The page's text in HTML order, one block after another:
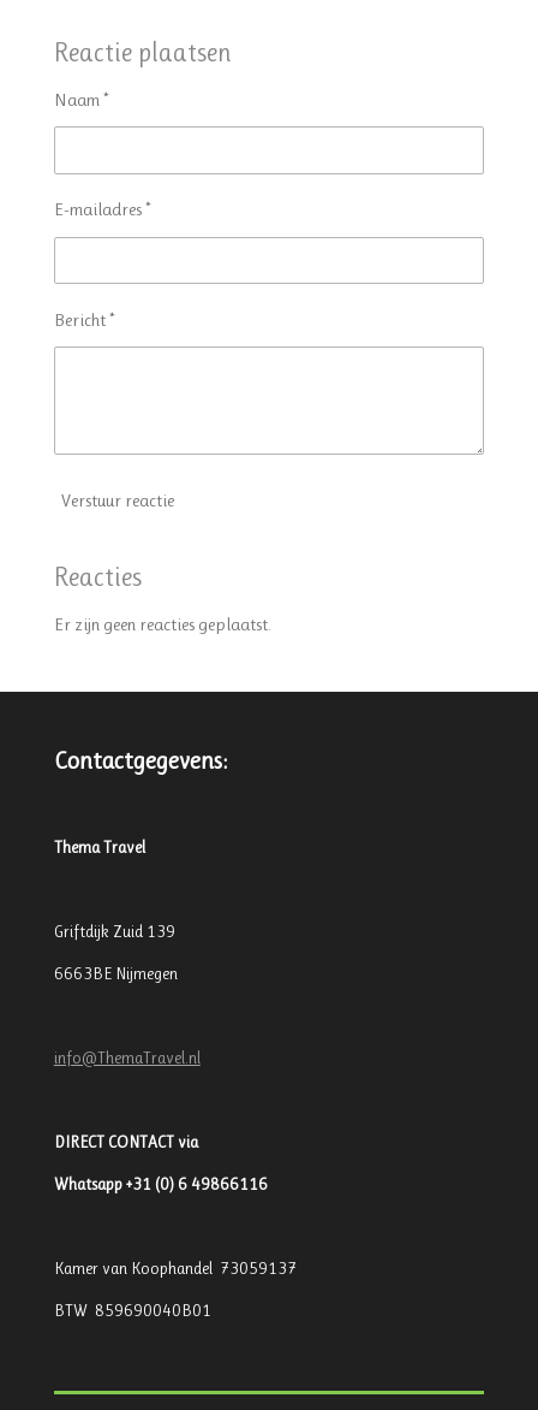
e
n
l
r
e
e
n
Reactie plaatsen
Naam *
E-mailadres *
Bericht *
Verstuur reactie
Reacties
Er zijn geen reacties geplaatst.
Contactgegevens:
Thema Travel
Griftdijk Zuid 139
6663BE Nijmegen
info@ThemaTravel.nl
DIRECT CONTACT via
Whatsapp +31 (0) 6 49866116
Kamer van Koophandel 73059137
BTW 859690040B01